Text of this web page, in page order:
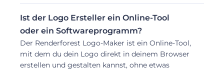
Ist der Logo Ersteller ein Online-Tool
oder ein Softwareprogramm?
Der Renderforest Logo-Maker ist ein Online-Tool,
mit dem du dein Logo direkt in deinem Browser
erstellen und gestalten kannst, ohne etwas